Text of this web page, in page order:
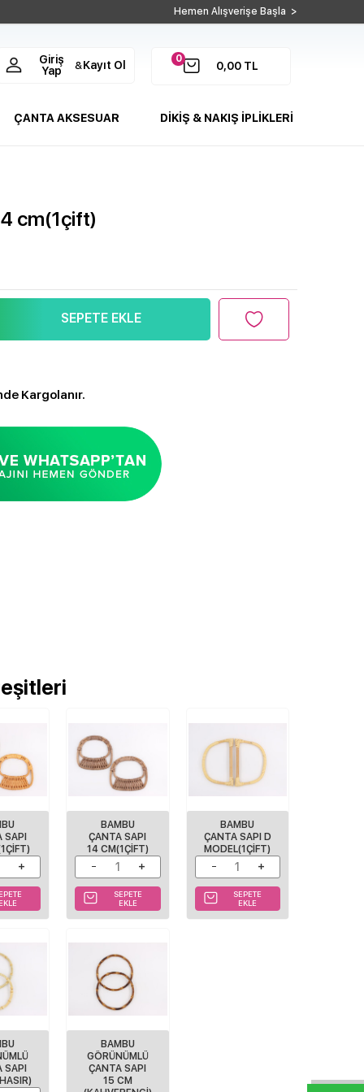
Hemen Alışverişe Başla >
0
0,00 TL
Giriş
Yap
& Kayıt Ol
ÇANTA AKSESUAR DİKİŞ & NAKIŞ İPLİKLERİ
cm(1çift)
SEPETE EKLE
Kargolanır.
SAPI
EKLE
BAMBU
ÇANTA SAPI
14 CM(1ÇIFT)
SEPETE
EKLE
BAMBU
ÇANTA SAPI D
MODEL(1ÇIFT)
SEPETE
EKLE
SAPI
BAMBU
GÖRÜNÜMLÜ
ÇANTA SAPI
15 CM